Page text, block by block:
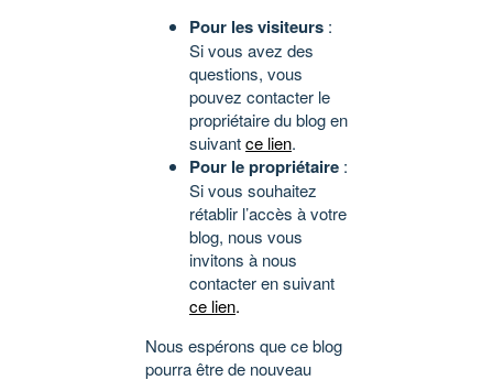
Pour les visiteurs :
Si vous avez des
questions, vous
pouvez contacter le
propriétaire du blog en
suivantce lien.
Pour le propriétaire :
Si vous souhaitez
rétablir l’accès à votre
blog, nous vous
invitons à nous
contacter en suivant
ce lien.
Nous espérons que ce blog
pourra être de nouveau